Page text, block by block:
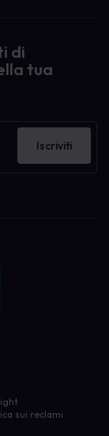
di
tua
Iscriviti
sui reclami